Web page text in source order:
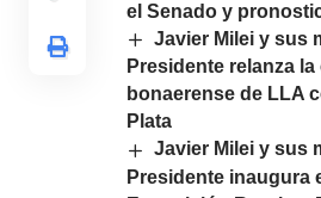
el Senado y
Javier Milei y sus
Presidente relanza
bonaerense de LLA
Plata
Javier Milei y sus
Presidente inaugura